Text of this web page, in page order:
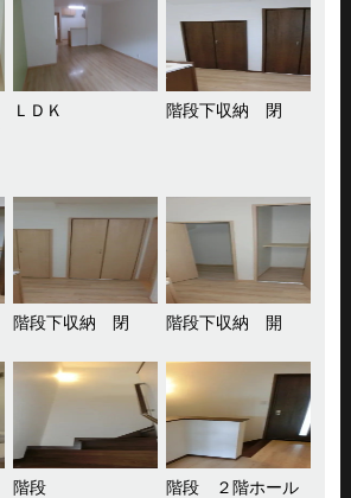
ＬＤＫ 階段下収納 閉
階段下収納 閉 階段下収納 開
階段 階段 ２階ホール